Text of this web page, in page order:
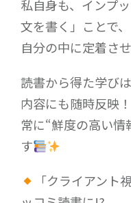
私自身も、インプ
文を書く」ことで、
自分の中に定着さ
読書から得た学びは
内容にも随時反映！
常に“鮮度の高い情
す
「クライアント